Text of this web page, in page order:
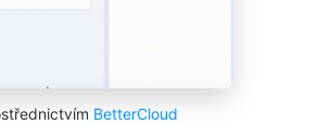
BetterCloud